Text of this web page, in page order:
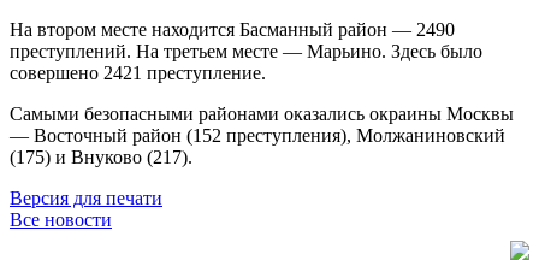
На втором месте находится Басманный район — 2490
преступлений. На третьем месте — Марьино. Здесь было
совершено 2421 преступление.
Самыми безопасными районами оказались окраины Москвы
— Восточный район (152 преступления), Молжаниновский
(175) и Внуково (217).
Версия для печати
Все новости